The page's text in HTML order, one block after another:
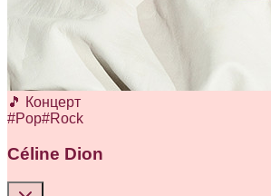
🎵 Концерт
#Pop#Rock
Céline Dion